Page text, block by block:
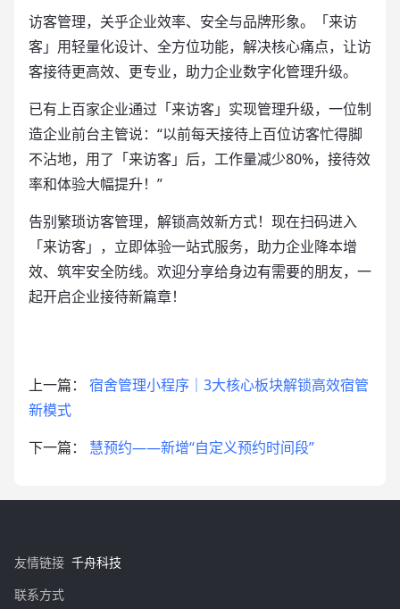
访客管理，关乎企业效率、安全与品牌形象。「来访
客」用轻量化设计、全方位功能，解决核心痛点，让访
客接待更高效、更专业，助力企业数字化管理升级。
已有上百家企业通过「来访客」实现管理升级，一位制
造企业前台主管说：“以前每天接待上百位访客忙得脚
不沾地，用了「来访客」后，工作量减少80%，接待效
率和体验大幅提升！”
告别繁琐访客管理，解锁高效新方式！现在扫码进入
「来访客」，立即体验一站式服务，助力企业降本增
效、筑牢安全防线。欢迎分享给身边有需要的朋友，一
起开启企业接待新篇章！
上一篇： 宿舍管理小程序｜3大核心板块解锁高效宿管
新模式
下一篇： 慧预约——新增“自定义预约时间段”
友情链接 千舟科技
联系方式